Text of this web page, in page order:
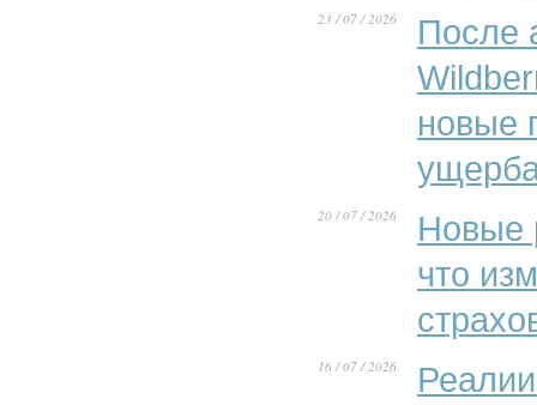
23 / 07 / 2026
После
новые
20 / 07 / 2026
Новые
что
16 / 07 / 2026